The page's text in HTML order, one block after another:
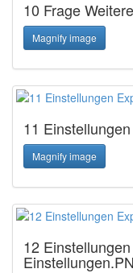
10 Frage
Magnify image
11
Magnify image
12